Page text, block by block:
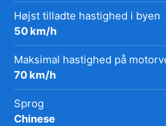
Højst tilladte hastighed i byen
50 km/h
Maksimal hastighed på
70 km/h
Sprog
Chinese